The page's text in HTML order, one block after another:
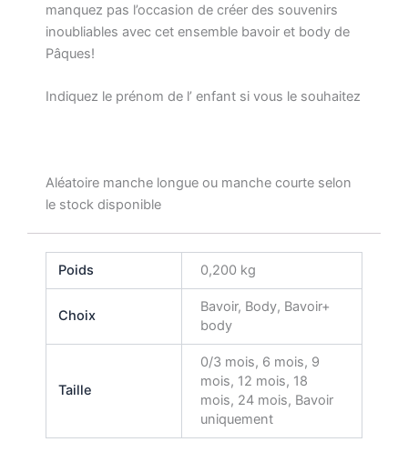
manquez pas l’occasion de créer des souvenirs
inoubliables avec cet ensemble bavoir et body de
Pâques!
Indiquez le prénom de l’ enfant si vous le souhaitez
Aléatoire manche longue ou manche courte selon
le stock disponible
Poids 0,200 kg
Choix
Bavoir, Body, Bavoir+
body
Taille
0/3 mois, 6 mois, 9
mois, 12 mois, 18
mois, 24 mois, Bavoir
uniquement